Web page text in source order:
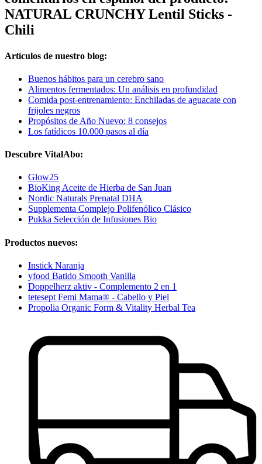
NATURAL CRUNCHY Lentil Sticks -
Chili
Artículos de nuestro blog:
Buenos hábitos para un cerebro sano
Alimentos fermentados: Un análisis en profundidad
Comida post-entrenamiento: Enchiladas de aguacate con
frijoles negros
Propósitos de Año Nuevo: 8 consejos
Los fatídicos 10.000 pasos al día
Descubre VitalAbo:
Glow25
BioKing Aceite de Hierba de San Juan
Nordic Naturals Prenatal DHA
Supplementa Complejo Polifenólico Clásico
Pukka Selección de Infusiones Bio
Productos nuevos:
Instick Naranja
yfood Batido Smooth Vanilla
Doppelherz aktiv - Complemento 2 en 1
tetesept Femi Mama® - Cabello y Piel
Propolia Organic Form & Vitality Herbal Tea